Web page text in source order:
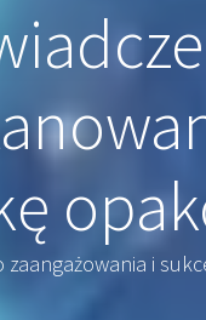
zaangażowania i